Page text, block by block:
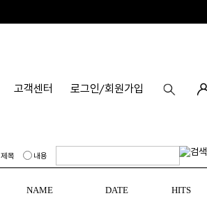
고객센터 로그인/회원가입
제목 내용
NAME DATE HITS